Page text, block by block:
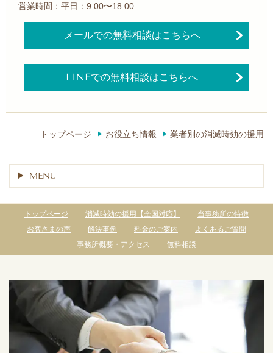
営業時間：平日：9:00〜18:00
メールでの無料相談はこちらへ
LINEでの無料相談はこちらへ
トップページ お役立ち情報 業者別の消滅時効の援用
MENU
トップページ 消滅時効の援用【全国対応】
当事務所の特徴
お客さまの声
解決事例 料金のご案内
よくあるご質問
事務所概要・アクセス
無料相談